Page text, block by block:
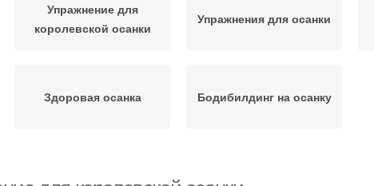
Упражнение для
королевской осанки
Упражнения для осанки
Здоровая осанка Бодибилдинг на осанку